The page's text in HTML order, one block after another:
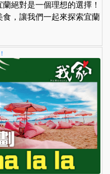
絕對是一個理想的選擇！
，讓我們一起來探索宜蘭